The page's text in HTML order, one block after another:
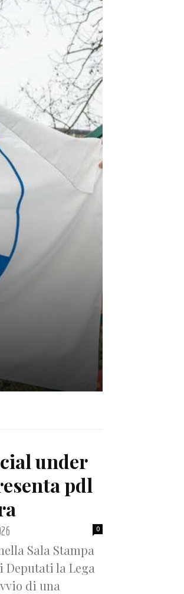
under
pdl
0
Sala Stampa
Deputati la Lega
di una